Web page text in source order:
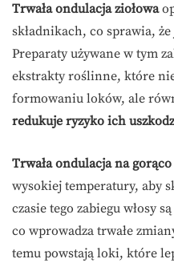
Trwała ondulacja ziołowa
składnikach, co sprawia,
Preparaty używane w tym
ekstrakty roślinne, które
formowaniu loków, ale
redukuje ryzyko ich
Trwała ondulacja na gorąco
wysokiej temperatury, aby
czasie tego zabiegu włosy
co wprowadza trwałe
temu powstają loki, które